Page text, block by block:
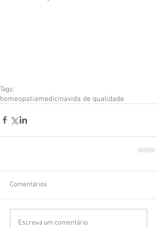
Tags:
homeopatiamedicinavida de qualidade
Comentários
Escreva um comentário